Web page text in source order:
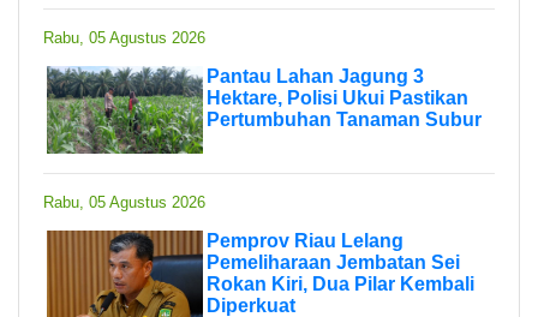
Rabu, 05 Agustus 2026
Pantau Lahan Jagung 3
Hektare, Polisi Ukui Pastikan
Pertumbuhan Tanaman Subur
Rabu, 05 Agustus 2026
Pemprov Riau Lelang
Pemeliharaan Jembatan Sei
Rokan Kiri, Dua Pilar Kembali
Diperkuat